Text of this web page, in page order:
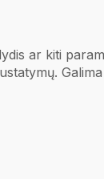
ar kiti